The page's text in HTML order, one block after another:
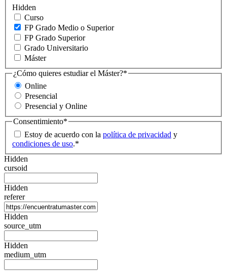
Hidden
Curso
FP Grado Medio o Superior
FP Grado Superior
Grado Universitario
Máster
¿Cómo quieres estudiar el Máster?*
Online
Presencial
Presencial y Online
Consentimiento*
Estoy de acuerdo con la política de privacidad y
condiciones de uso.*
Hidden
cursoid
Hidden
referer
Hidden
source_utm
Hidden
medium_utm